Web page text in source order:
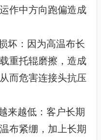
作中方向跑偏造成
坏：因为高温布长
重托辊磨擦，造成
而危害连接头抗压
来越低：客户长期
布紧绷，加上长期